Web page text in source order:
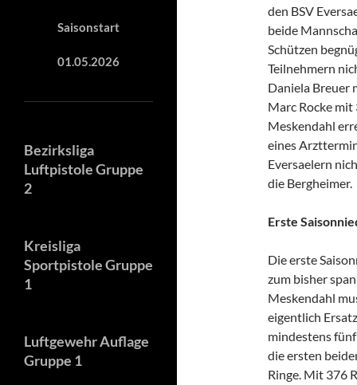
den BSV
beide
Schützen
Teilnehmern
Daniela Breuer
Marc Rocke
Meskendahl
eines
Eversaelern
die Bergheimer.
Erste
Die erste
zum bisher
Meskendahl
eigentlich
mindestens
die ersten
Ringe. Mit 376
Saisonstart
01.05.2026
Bezirksliga
Luftpistole Gruppe
2
Kreisliga
Sportpistole Gruppe
1
Luftgewehr Auflage
Gruppe 1